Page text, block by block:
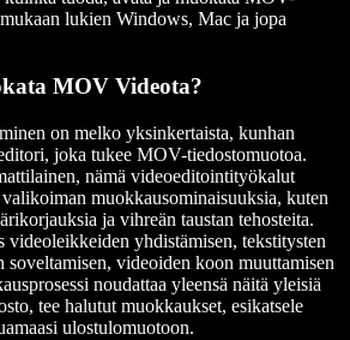
lukien Windows, Mac ja jopa
MOV Videota?
on melko yksinkertaista, kunhan
joka tukee MOV-tiedostomuotoa.
nämä videoeditointityökalut
muokkausominaisuuksia, kuten
ja vihreän taustan tehosteita.
videoleikkeiden yhdistämisen, tekstitysten
soveltamisen, videoiden koon muuttamisen
noudattaa yleensä näitä yleisiä
tee halutut muokkaukset, esikatsele
ulostulomuotoon.